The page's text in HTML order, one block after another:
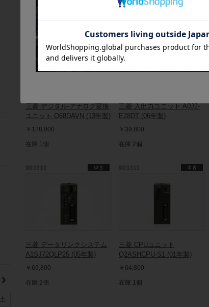
三菱 デジタル-アナログ変換
ユニット Q68DAVN (13年製)
￥128,000
在庫 1個
三菱 入出力ユニット A0J2-
E28DT (06年製)
￥39,800
在庫 2個
三菱 データリンクシステム
A1SJ72QLP25 (05年製)
￥69,800
在庫 2個
三菱 CPUユニット
Q2ASHCPU-S1 (01年製)
￥64,800
在庫 1個